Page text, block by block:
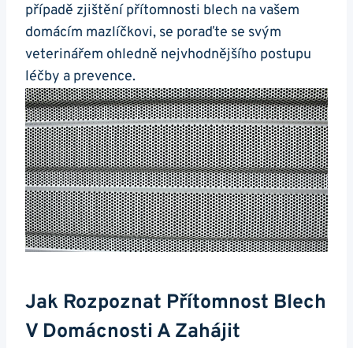
případě zjištění přítomnosti blech na vašem
domácím mazlíčkovi, se poraďte se svým
veterinářem ohledně nejvhodnějšího postupu
léčby a prevence.
Jak Rozpoznat Přítomnost Blech
V Domácnosti A Zahájit